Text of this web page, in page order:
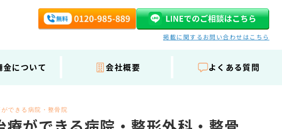
掲載に関するお問い合わせはこちら
金について 会社概要 よくある質問
できる病院・整骨院